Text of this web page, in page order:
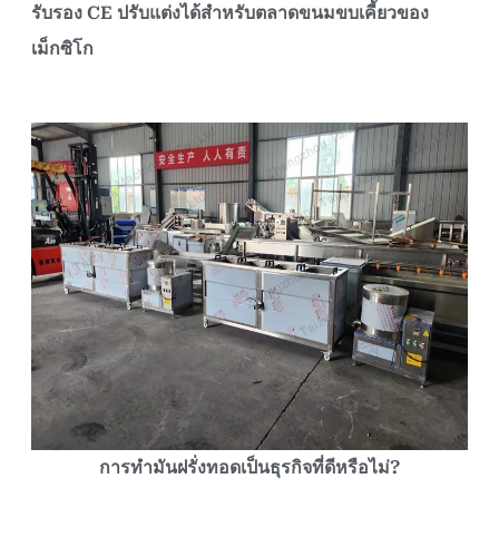
รับรอง CE ปรับแต่งได้สำหรับตลาดขนมขบเคี้ยวของ
เม็กซิโก
การทำมันฝรั่งทอดเป็นธุรกิจที่ดีหรือไม่?